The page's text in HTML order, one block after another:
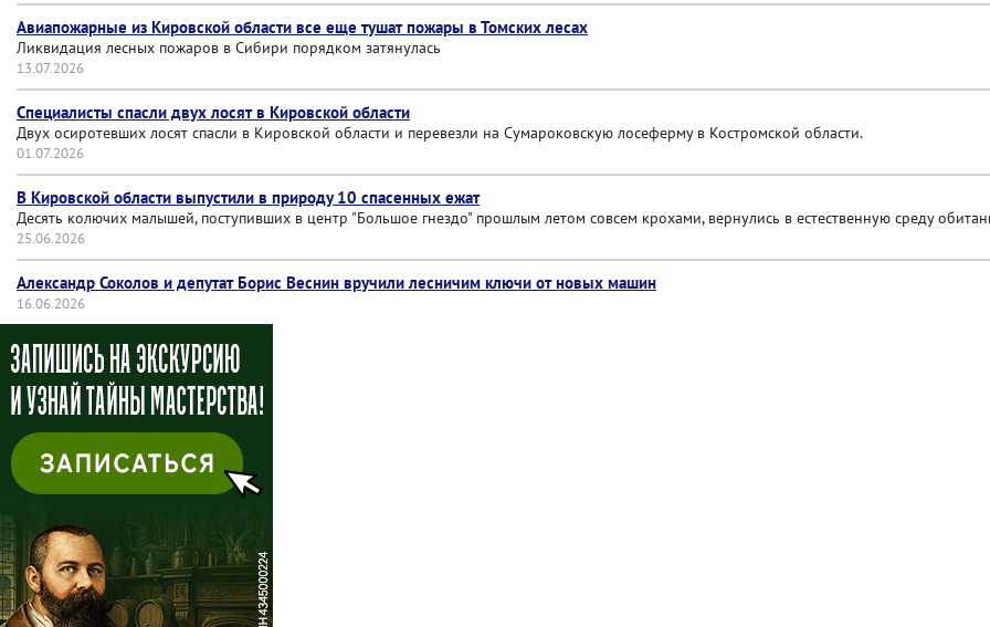
Авиапожарные из Кировской области все еще тушат пожары в Томских лесах
Ликвидация лесных пожаров в Сибири порядком затянулась
13.07.2026
Специалисты спасли двух лосят в Кировской области
Двух осиротевших лосят спасли в Кировской области и перевезли на Сумароковскую лосеферму в Костромской области.
01.07.2026
В Кировской области выпустили в природу 10 спасенных ежат
Десять колючих малышей, поступивших в центр "Большое гнездо" прошлым летом совсем крохами, вернулись в естественную среду
25.06.2026
Александр Соколов и депутат Борис Веснин вручили лесничим ключи от новых машин
16.06.2026